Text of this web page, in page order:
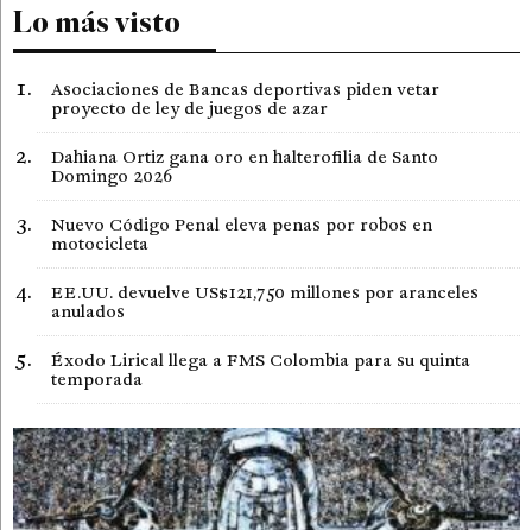
Lo más visto
Asociaciones de Bancas deportivas piden vetar
proyecto de ley de juegos de azar
Dahiana Ortiz gana oro en halterofilia de Santo
Domingo 2026
Nuevo Código Penal eleva penas por robos en
motocicleta
EE.UU. devuelve US$121,750 millones por aranceles
anulados
Éxodo Lirical llega a FMS Colombia para su quinta
temporada